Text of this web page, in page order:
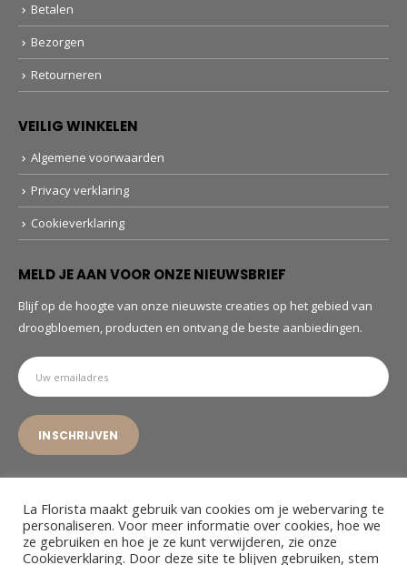
Betalen
Bezorgen
Retourneren
VEILIG WINKELEN
Algemene voorwaarden
Privacy verklaring
Cookieverklaring
MELD JE AAN VOOR ONZE NIEUWSBRIEF
Blijf op de hoogte van onze nieuwste creaties op het gebied van
droogbloemen, producten en ontvang de beste aanbiedingen.
© La Florista. 2022. All Rights Reserved
La Florista maakt gebruik van cookies om je webervaring te
personaliseren. Voor meer informatie over cookies, hoe we
ze gebruiken en hoe je ze kunt verwijderen, zie onze
Cookieverklaring. Door deze site te blijven gebruiken, stem